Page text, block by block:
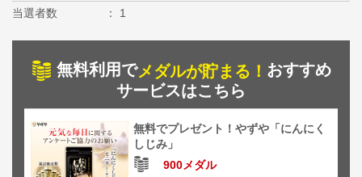
当選者数
1
無料利用でメダルが貯まる！ おすすめ
サービスはこちら
無料でプレゼント！やずや「にんにく
しじみ」
900メダル